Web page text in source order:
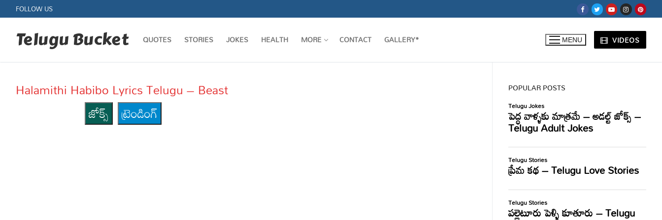
to
content
FOLLOW US
Telugu Bucket QUOTES STORIES JOKES HEALTH MORE CONTACT GALLERY* MENU VIDEOS
Halamithi Habibo Lyrics Telugu – Beast
జోక్స్
ట్రెండింగ్
POPULAR POSTS